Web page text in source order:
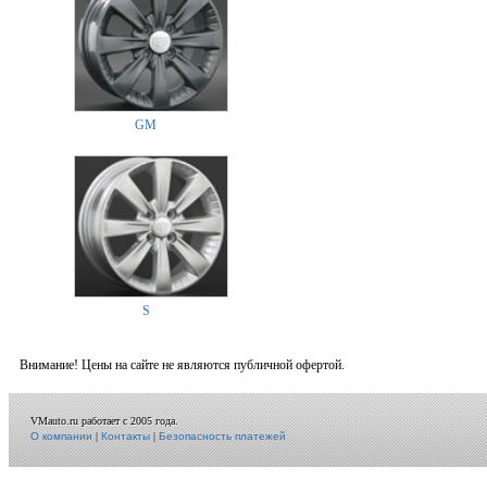
GM
S
Внимание! Цены на сайте не являются публичной офертой.
VMauto.ru работает с 2005 года.
О компании|Контакты|Безопасность платежей